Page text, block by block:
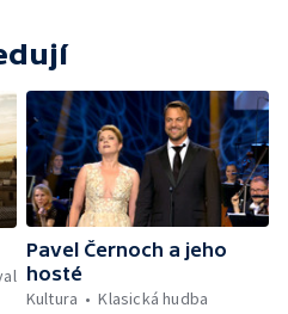
Pavel Černoch a jeho
hosté
Kultura
Klasická hudba